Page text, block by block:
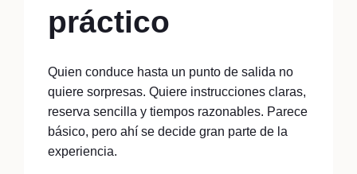
práctico
Quien conduce hasta un punto de salida no
quiere sorpresas. Quiere instrucciones claras,
reserva sencilla y tiempos razonables. Parece
básico, pero ahí se decide gran parte de la
experiencia.